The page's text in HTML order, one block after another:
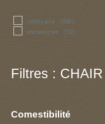
centrale (865)
excentree (12)
Filtres : CHAIR
Comestibilité